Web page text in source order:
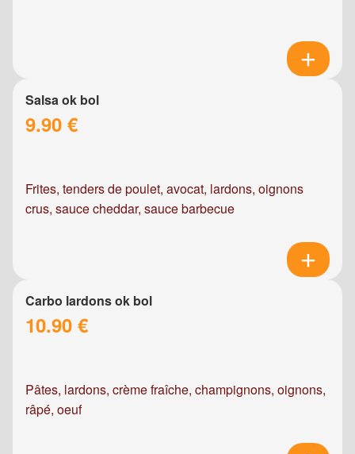
Salsa ok bol
9.90 €
Frites, tenders de poulet, avocat, lardons, oignons
crus, sauce cheddar, sauce barbecue
Carbo lardons ok bol
10.90 €
Pâtes, lardons, crème fraîche, champignons, oignons,
râpé, oeuf